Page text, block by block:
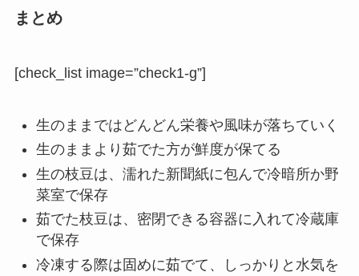
まとめ
[check_list image=”check1-g”]
生のままではどんどん栄養や風味が落ちていく
生のままより茹でた方が鮮度が保てる
生の枝豆は、濡れた新聞紙に包んで冷暗所か野
菜室で保存
茹でた枝豆は、密閉できる容器に入れて冷蔵庫
で保存
冷凍する際は固めに茹でて、しっかりと水気を